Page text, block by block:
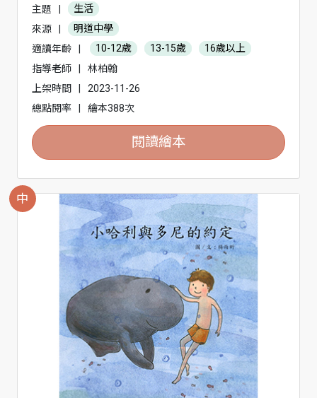
主題
|
生活
來源
|
明道中學
適讀年齡
| 10-12歲 13-15歲
16歲以上
指導老師
|
林柏翰
上架時間
|
2023-11-26
總點閱率
| 繪本388次
閱讀繪本
中